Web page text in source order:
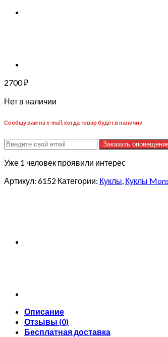
2700₽
Нет в наличии
Сообщу вам на e-mail, когда товар будет в наличии
Заказать
Уже 1 человек проявили интерес
Артикул: 6152 Категории: Куклы, Куклы
Описание
Отзывы (0)
Бесплатная доставка